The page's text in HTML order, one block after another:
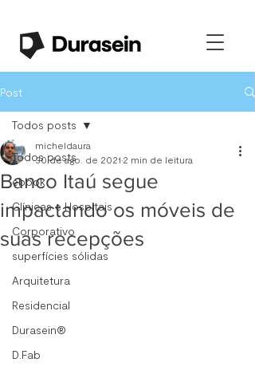
Post
Todos posts
ebook
Clínicas e Hospitais
Corporativo
superfícies sólidas
Arquitetura
Residencial
Durasein®
D.Fab
Todos posts
Banco Itaú segue
impactando os móveis de
suas recepções
micheldaura
30 de ago. de 2021 2 min de leitura